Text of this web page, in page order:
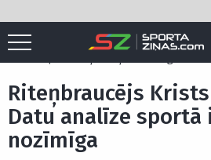
Sākums Ekskluzīvi / Blogi /
Riteņbraucējs
Datu analīze
nozīmīga